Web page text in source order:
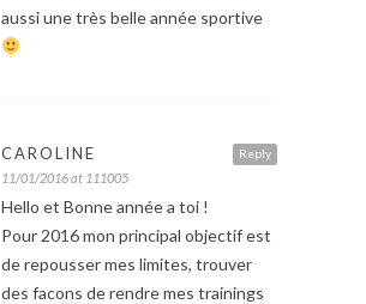
aussi une très belle année sportive
Reply
CAROLINE
11/01/2016 at 111005
Hello et Bonne année a toi !
Pour 2016 mon principal objectif est
de repousser mes limites, trouver
des facons de rendre mes trainings